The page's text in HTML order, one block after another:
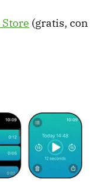
(gratis, con